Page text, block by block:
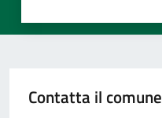
Contatta il comune